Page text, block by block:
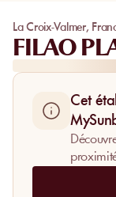
La Croix-Valmer,
FILAO
Cet